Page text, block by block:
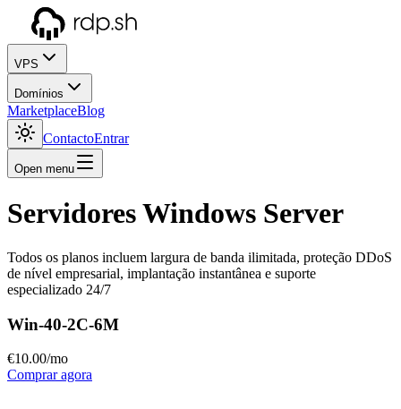
VPS
Domínios
MarketplaceBlog
ContactoEntrar
Open menu
Servidores Windows Server
Todos os planos incluem largura de banda ilimitada, proteção DDoS
de nível empresarial, implantação instantânea e suporte
especializado 24/7
Win-40-2C-6M
€10.00/mo
Comprar agora